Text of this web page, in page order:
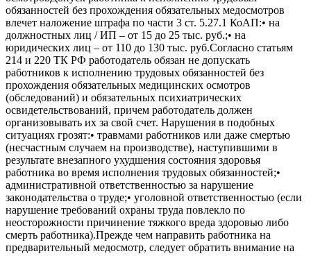
обязанностей без прохождения обязательных медосмотров
влечет наложение штрафа по части 3 ст. 5.27.1 КоАП:• на
должностных лиц / ИП – от 15 до 25 тыс. руб.;• на
юридических лиц – от 110 до 130 тыс. руб.Согласно статьям
214 и 220 ТК РФ работодатель обязан не допускать
работников к исполнению трудовых обязанностей без
прохождения обязательных медицинских осмотров
(обследований) и обязательных психиатрических
освидетельствований, причем работодатель должен
организовывать их за свой счет. Нарушения в подобных
ситуациях грозят:• травмами работников или даже смертью
(несчастным случаем на производстве), наступившими в
результате внезапного ухудшения состояния здоровья
работника во время исполнения трудовых обязанностей;•
административной ответственностью за нарушение
законодательства о труде;• уголовной ответственностью (если
нарушение требований охраны труда повлекло по
неосторожности причинение тяжкого вреда здоровью либо
смерть работника).Прежде чем направить работника на
предварительный медосмотр, следует обратить внимание на